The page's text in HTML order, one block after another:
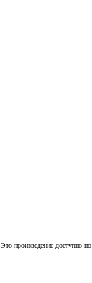
Это произведение доступно по